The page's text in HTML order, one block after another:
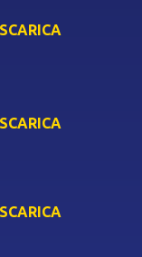
SCARICA
SCARICA
SCARICA